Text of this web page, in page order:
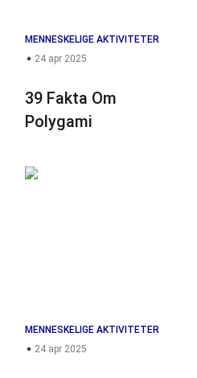
MENNESKELIGE AKTIVITETER
24 apr 2025
39 Fakta Om
Polygami
MENNESKELIGE AKTIVITETER
24 apr 2025